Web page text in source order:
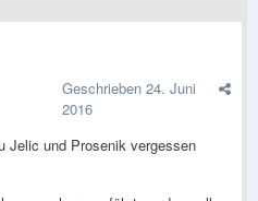
Geschrieben 24. Juni
2016
Jelic und Prosenik vergessen